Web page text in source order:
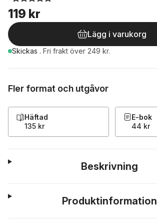
119 kr
Lägg i varukorg
Skickas . Fri frakt över 249 kr.
Fler format och utgåvor
Häftad
135 kr
E-bok
44 kr
Beskrivning
Produktinformation